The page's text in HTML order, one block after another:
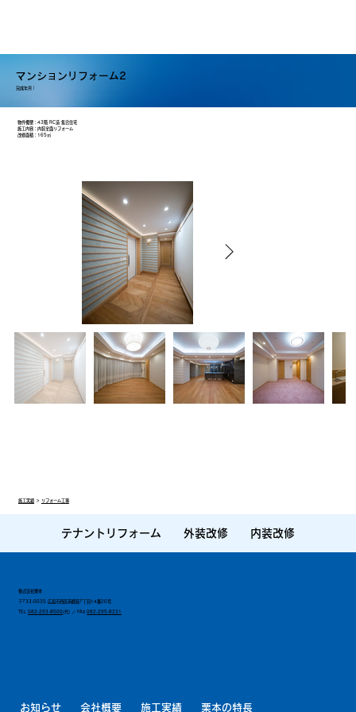
テナントリフォーム 外装改修 内装改修
マンションリフォーム2
完成年月｜
施工実績＞ リフォーム工事
物件概要：43階 RC造 集合住宅
施工内容：内装全面リフォーム
改修面積：165㎡
お知らせ 会社概要 施工実績 栗本の特長
株式会社栗本
TEL082-293-8500(代) ／ FAX082-295-8231
〒733-0035 広島市西区南観音7丁目14番20号